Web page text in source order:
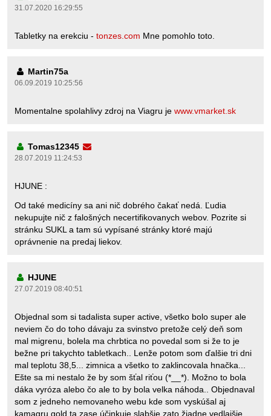
31.07.2020 16:29:55
Tabletky na erekciu - tonzes.com Mne pomohlo toto.
Martin75a
06.09.2019 10:25:56
Momentalne spolahlivy zdroj na Viagru je www.vmarket.sk
Tomas12345
28.07.2019 11:24:53
HJUNE :
Od také medicíny sa ani nič dobrého čakať nedá. Ľudia
nekupujte nič z falošných necertifikovanych webov. Pozrite si
stránku SUKL a tam sú vypísané stránky ktoré majú
oprávnenie na predaj liekov.
HJUNE
27.07.2019 08:40:51
Objednal som si tadalista super active, všetko bolo super ale
neviem čo do toho dávaju za svinstvo pretože celý deň som
mal migrenu, bolela ma chrbtica no povedal som si že to je
bežne pri takychto tabletkach.. Lenže potom som ďalšie tri dni
mal teplotu 38,5... zimnica a všetko to zaklincovala hnačka...
Ešte sa mi nestalo že by som šťal riťou (*__*). Možno to bola
dáka vyróza alebo čo ale to by bola velka náhoda.. Objednaval
som z jedneho nemovaneho webu kde som vyskúšal aj
kamagru gold ta zase účinkuje slabšie zato žiadne vedlajšie